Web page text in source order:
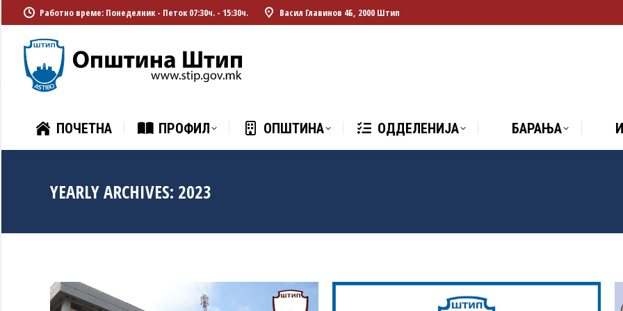
Работно време: Понеделник - Петок 07:30ч. - 15:30ч. Васил Главинов 4Б, 2000 Штип
ПОЧЕТНА ПРОФИЛ ОПШТИНА ОДДЕЛЕНИЈА БАРАЊА
YEARLY ARCHIVES: 2023
ПОЧЕТНА ПРОФИЛ ОПШТИНА ОДДЕЛЕНИЈА БАРАЊА